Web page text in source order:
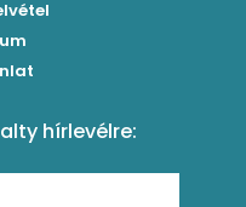
hírlevélre: